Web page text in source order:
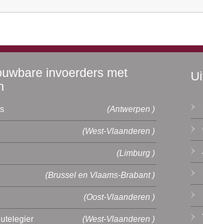
invoerders met
(Antwerpen )
(West-Vlaanderen )
(Limburg )
(Brussel en Vlaams-Brabant )
(Oost-Vlaanderen )
(West-Vlaanderen )